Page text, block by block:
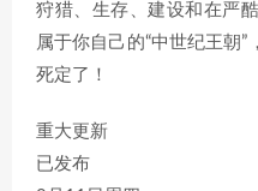
狩猎、生存、建设和在严
属于你自己的“中世纪王朝
死定了！
重大更新
已发布